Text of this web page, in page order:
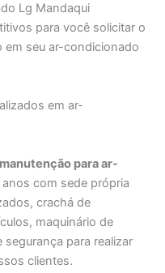
Lg Mandaqui
para você solicitar o
em seu ar-condicionado
em ar-
manutenção para ar-
com sede própria
crachá de
maquinário de
para realizar
clientes.